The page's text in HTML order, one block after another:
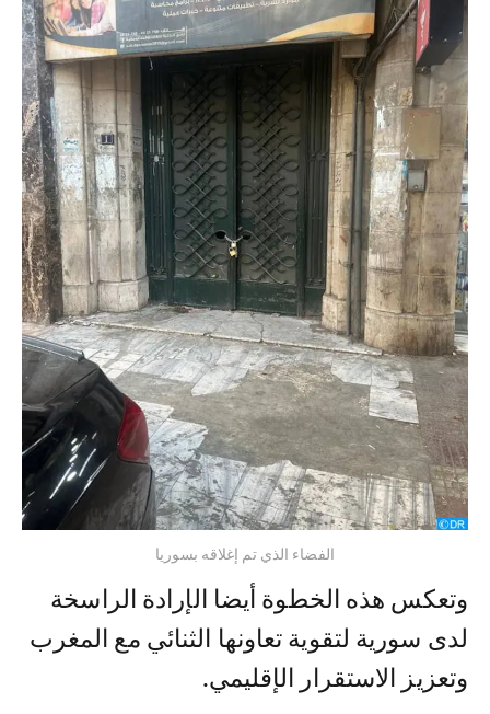
الفضاء الذي تم إغلاقه بسوريا
وتعكس هذه الخطوة أيضا الإرادة الراسخة
لدى سورية لتقوية تعاونها الثنائي مع المغرب
وتعزيز الاستقرار الإقليمي.